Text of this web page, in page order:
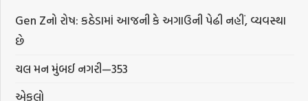
Gen Zનો રોષ: કઠેડામાં આજની કે અગાઉની પેઢી નહીં, વ્યવસ્થા
છે
ચલ મન મુંબઈ નગરી—353
એકલો